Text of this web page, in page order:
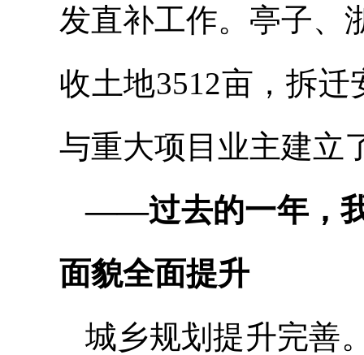
发直补工作。亭子、
收土地3512亩，拆
与重大项目业主建立
——过去的一年，
面貌全面提升
城乡规划提升完善